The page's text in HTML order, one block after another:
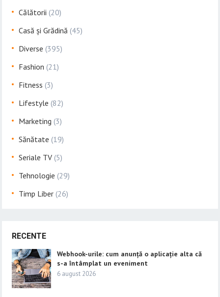
Călătorii (20)
Casă și Grădină (45)
Diverse (395)
Fashion (21)
Fitness (3)
Lifestyle (82)
Marketing (3)
Sănătate (19)
Seriale TV (5)
Tehnologie (29)
Timp Liber (26)
RECENTE
Webhook-urile: cum anunță o aplicație alta că
s-a întâmplat un eveniment
6 august 2026